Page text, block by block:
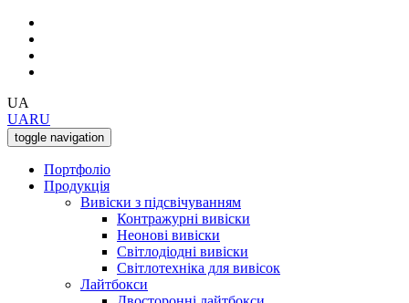
UA
UARU
toggle navigation
Портфоліо
Продукція
Вивіски з підсвічуванням
Контражурні вивіски
Неонові вивіски
Світлодіодні вивіски
Світлотехніка для вивісок
Лайтбокси